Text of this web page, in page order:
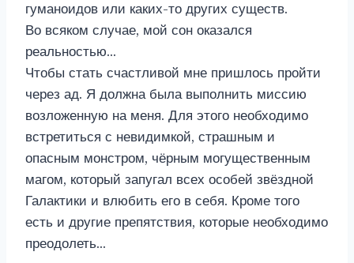
гуманоидов или каких-то других существ.
Во всяком случае, мой сон оказался
реальностью…
Чтобы стать счастливой мне пришлось пройти
через ад. Я должна была выполнить миссию
возложенную на меня. Для этого необходимо
встретиться с невидимкой, страшным и
опасным монстром, чёрным могущественным
магом, который запугал всех особей звёздной
Галактики и влюбить его в себя. Кроме того
есть и другие препятствия, которые необходимо
преодолеть…